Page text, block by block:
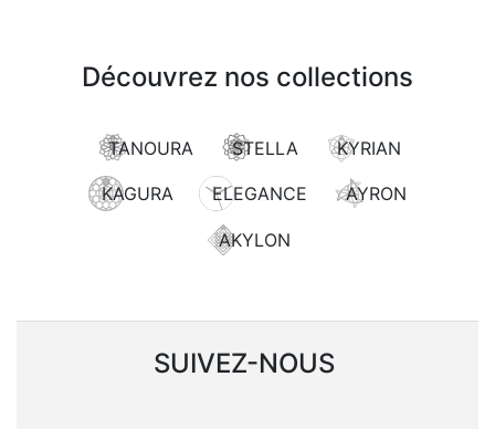
Découvrez nos collections
TANOURA STELLA KYRIAN
KAGURA ELEGANCE AYRON
AKYLON
SUIVEZ-NOUS